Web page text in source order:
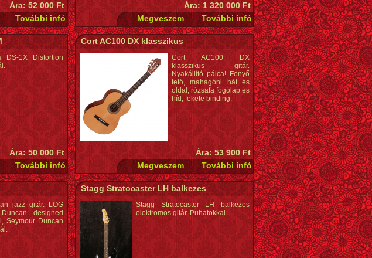
Ára: 52 000 Ft Ára: 1 320 000 Ft
DS-1X Distortion
Ára: 50 000 Ft
Cort AC100 DX klasszikus
Cort AC100 DX
klasszikus gitár.
Nyakállító pálca! Fenyő
tető, mahagóni hát és
oldal, rózsafa fogólap és
híd, fekete binding.
Ára: 53 900 Ft
jazz gitár. LOG
designed
Seymour Duncan
Stagg Stratocaster LH balkezes
Stagg Stratocaster LH balkezes
elektromos gitár. Puhatokkal.